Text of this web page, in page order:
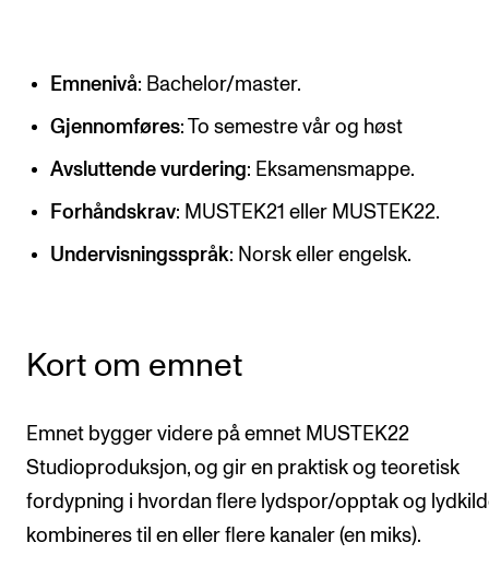
FORSKNING
CERM
CREMAH
Utveksling
Internasjonal strategi
Samarbeidsprosjekter
Emnenivå: Bachelor/master.
Gjennomføres: To semestre vår og høst
Avsluttende vurdering: Eksamensmappe.
Forhåndskrav: MUSTEK21 eller MUSTEK22.
Undervisningsspråk: Norsk eller engelsk.
Kort om emnet
Emnet bygger videre på emnet MUSTEK22
Studioproduksjon, og gir en praktisk og teoretisk
fordypning i hvordan flere lydspor/opptak og
kombineres til en eller flere kanaler (en miks).